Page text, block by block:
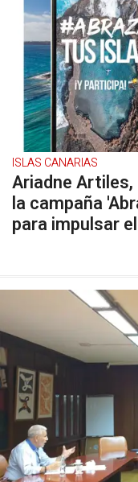
ISLAS CANARIAS
Ariadne
la campaña
para impulsar